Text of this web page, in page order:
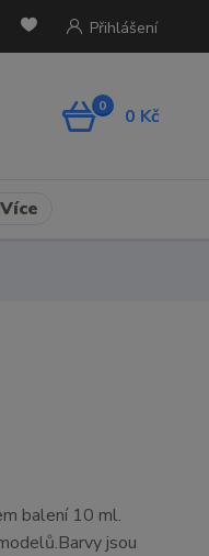
Přihlášení
0 0 Kč
Více
balení 10 ml.
jsou